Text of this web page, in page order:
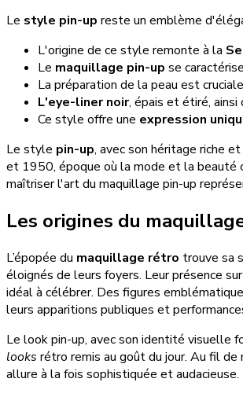
Le style pin-up reste un emblème
L'origine de ce style remonte à la
Le maquillage pin-up se
La préparation de la peau est
L'eye-liner noir, épais et étiré,
Ce style offre une expression
Le style pin-up, avec son héritage riche
et 1950, époque où la mode et la beauté
maîtriser l'art du maquillage pin-up
Les origines du
L’épopée du maquillage rétro trouve sa
éloignés de leurs foyers. Leur présence
idéal à célébrer. Des figures
leurs apparitions publiques et
Le look pin-up, avec son identité visuelle
looks rétro remis au goût du jour. Au fil
allure à la fois sophistiquée et audacieuse.